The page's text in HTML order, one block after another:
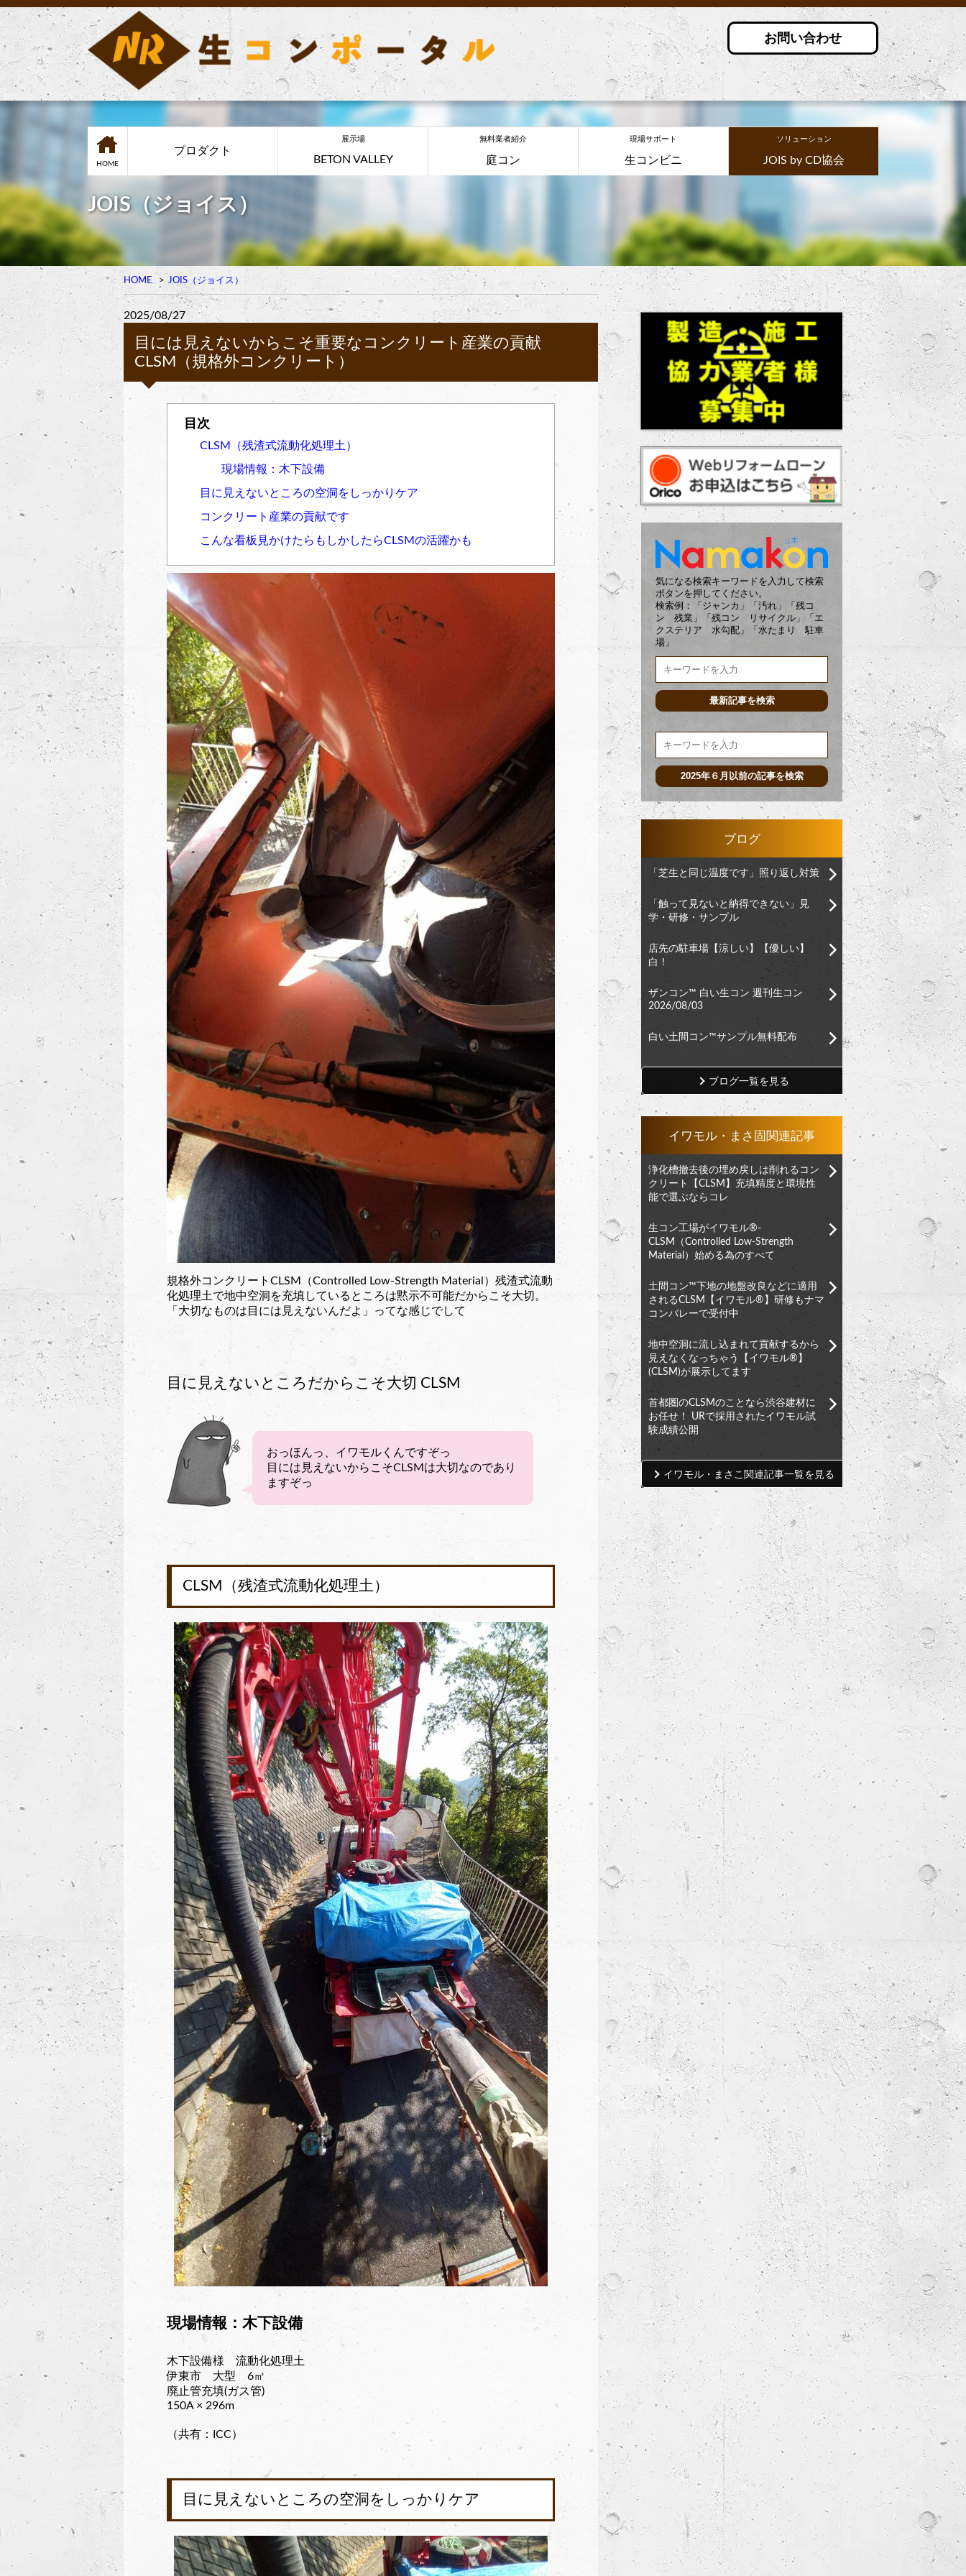
お問い合わせ
HOME
プロダクト
展示場
BETON VALLEY
無料業者紹介
庭コン
現場サポート
生コンビニ
ソリューション
JOIS by CD協会
JOIS（ジョイス）
HOME JOIS（ジョイス）
2025/08/27
目には見えないからこそ重要なコンクリート産業の貢献
CLSM（規格外コンクリート）
CLSM（残渣式流動化処理土）
現場情報：木下設備
目に見えないところの空洞をしっかりケア
コンクリート産業の貢献です
こんな看板見かけたらもしかしたらCLSMの活躍かも
規格外コンクリートCLSM（Controlled Low-Strength Material）残渣式流動
化処理土で地中空洞を充填しているところは黙示不可能だからこそ大切。
「大切なものは目には見えないんだよ」ってな感じでして
目に見えないところだからこそ大切 CLSM
おっほんっ、イワモルくんですぞっ
目には見えないからこそCLSMは大切なのであり
ますぞっ
CLSM（残渣式流動化処理土）
現場情報：木下設備
木下設備様 流動化処理土
伊東市 大型 6㎥
廃止管充填(ガス管)
150A × 296m
（共有：ICC）
目に見えないところの空洞をしっかりケア
気になる検索キーワードを入力して検索
ボタンを押してください。
検索例：「ジャンカ」「汚れ」「残コ
ン 残業」「残コン リサイクル」「エ
クステリア 水勾配」「水たまり 駐車
場」
ブログ
「芝生と同じ温度です」照り返し対策
「触って見ないと納得できない」見
学・研修・サンプル
店先の駐車場【涼しい】【優しい】
白！
ザンコン™︎ 白い生コン 週刊生コン
2026/08/03
白い土間コン™︎サンプル無料配布
ブログ一覧を見る
イワモル・まさ固関連記事
浄化槽撤去後の埋め戻しは削れるコン
クリート【CLSM】充填精度と環境性
能で選ぶならコレ
生コン工場がイワモル®︎-
CLSM（Controlled Low-Strength
Material）始める為のすべて
土間コン™︎下地の地盤改良などに適用
されるCLSM【イワモル®︎】研修もナマ
コンバレーで受付中
地中空洞に流し込まれて貢献するから
見えなくなっちゃう【イワモル®︎】
(CLSM)が展示してます
首都圏のCLSMのことなら渋谷建材に
お任せ！ URで採用されたイワモル試
験成績公開
イワモル・まさこ関連記事一覧を見る